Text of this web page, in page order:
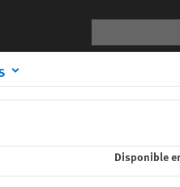
Disponible